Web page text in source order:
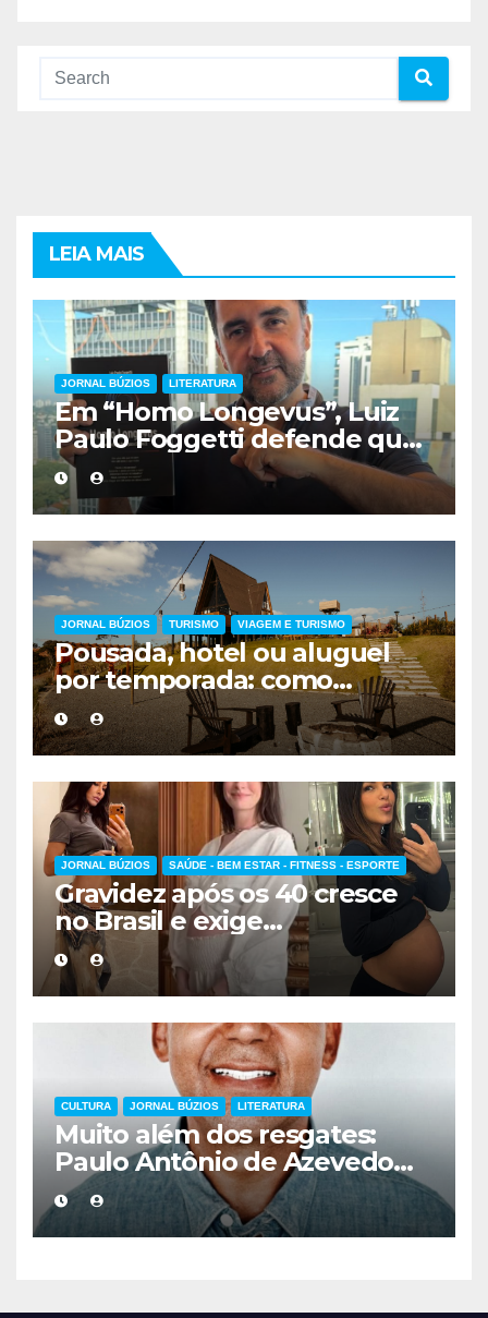
LEIA MAIS
JORNAL BÚZIOS LITERATURA
Em “Homo Longevus”, Luiz
Paulo Foggetti defende que
viver mais exigirá uma nova
forma de encarar a vida
JORNAL BÚZIOS TURISMO VIAGEM E TURISMO
Pousada, hotel ou aluguel
por temporada: como
escolher a melhor
hospedagem
JORNAL BÚZIOS SAÚDE - BEM ESTAR - FITNESS - ESPORTE
Gravidez após os 40 cresce
no Brasil e exige
acompanhamento médico
mais cuidadoso
CULTURA JORNAL BÚZIOS LITERATURA
Muito além dos resgates:
Paulo Antônio de Azevedo
eterniza a coragem, a
humanidade e a missão dos
guarda-vidas na literatura